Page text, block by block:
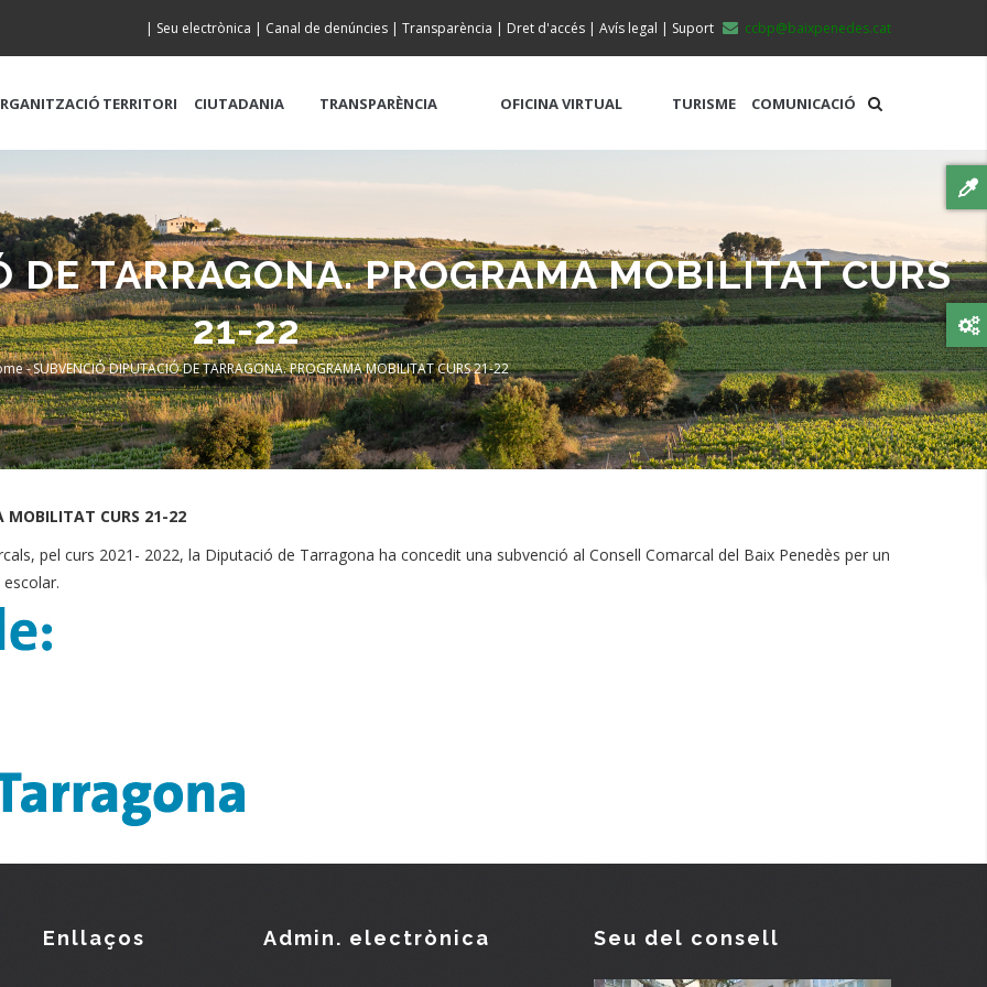
ccbp@baixpenedes.cat
| Seu electrònica | Canal de denúncies | Transparència | Dret d'accés | Avís legal | Suport
TERRITORI CIUTADANIA TRANSPARÈNCIA OFICINA VIRTUAL TURISME COMUNICACIÓ
DE TARRAGONA. PROGRAMA MOBILITAT CURS
21-22
-SUBVENCIÓ DIPUTACIÓ DE TARRAGONA. PROGRAMA MOBILITAT CURS 21-22
MOBILITAT CURS 21-22
pel curs 2021- 2022, la Diputació de Tarragona ha concedit una subvenció al Consell Comarcal del Baix Penedès per un
Enllaços Admin. electrònica Seu del consell